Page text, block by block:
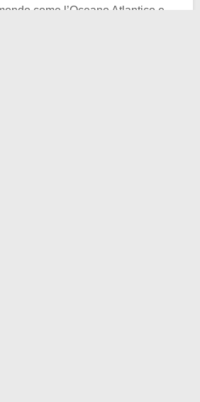
come l’Oceano Atlantico e